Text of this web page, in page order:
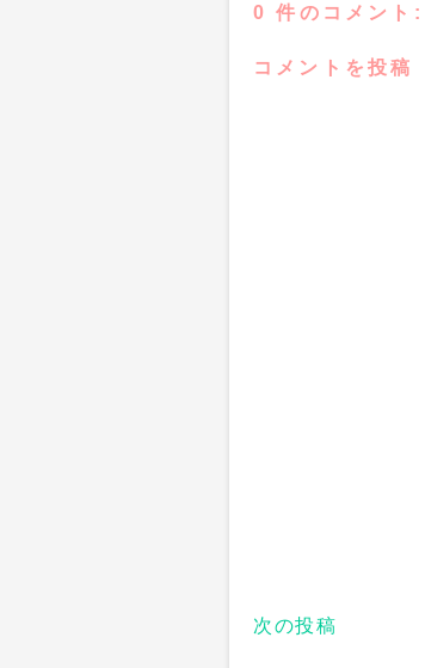
0 件のコメント:
コメントを投稿
次の投稿